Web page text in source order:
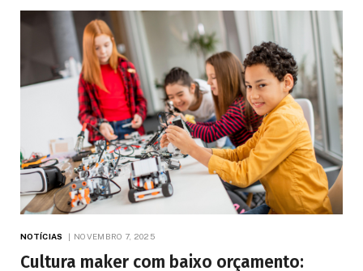
NOTÍCIAS NOVEMBRO 7, 2025
Cultura maker com baixo orçamento: